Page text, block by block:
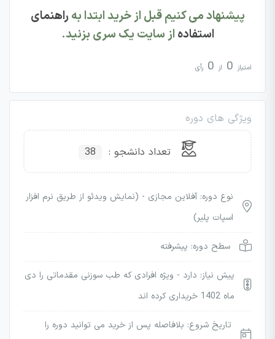
پیشنهاد می کنیم قبل از خرید ابتدا به راهنمای
استفاده از سایت یک سری بزنید.
امتیاز 0 از 0 رأی
ویژگی های دوره
تعداد دانشجو : 38
نوع دوره: آفلاین مجازی - (نمایش ویدئو از طریق نرم افزار
اسپات پلیر)
سطح دوره: پیشرفته
پیش نیاز: دارد - ویژه افرادی که طب سوزنی مقدماتی را دی
ماه 1402 خریداری کرده اند
تاریخ شروع: بلافاصله پس از خرید می توانید دوره را